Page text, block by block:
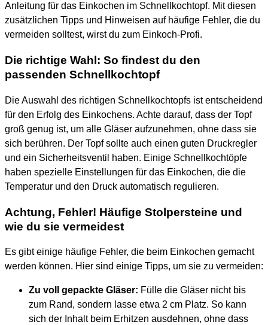
Anleitung für das Einkochen im Schnellkochtopf. Mit diesen
zusätzlichen Tipps und Hinweisen auf häufige Fehler, die du
vermeiden solltest, wirst du zum Einkoch-Profi.
Die richtige Wahl: So findest du den
passenden Schnellkochtopf
Die Auswahl des richtigen Schnellkochtopfs ist entscheidend
für den Erfolg des Einkochens. Achte darauf, dass der Topf
groß genug ist, um alle Gläser aufzunehmen, ohne dass sie
sich berühren. Der Topf sollte auch einen guten Druckregler
und ein Sicherheitsventil haben. Einige Schnellkochtöpfe
haben spezielle Einstellungen für das Einkochen, die die
Temperatur und den Druck automatisch regulieren.
Achtung, Fehler! Häufige Stolpersteine und
wie du sie vermeidest
Es gibt einige häufige Fehler, die beim Einkochen gemacht
werden können. Hier sind einige Tipps, um sie zu vermeiden:
Zu voll gepackte Gläser: Fülle die Gläser nicht bis
zum Rand, sondern lasse etwa 2 cm Platz. So kann
sich der Inhalt beim Erhitzen ausdehnen, ohne dass